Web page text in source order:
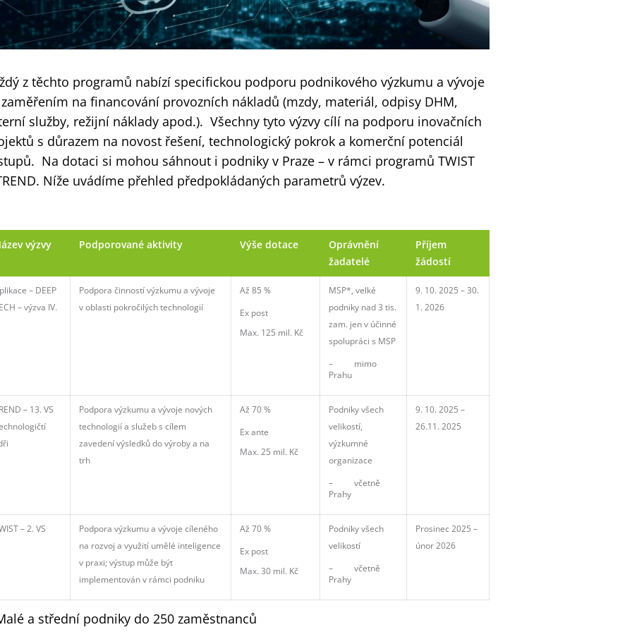
z těchto programů nabízí specifickou podporu podnikového výzkumu a vývoje
na financování provozních nákladů (mzdy, materiál, odpisy DHM,
služby, režijní náklady apod.). Všechny tyto výzvy cílí na podporu inovačních
s důrazem na novost řešení, technologický pokrok a komerční potenciál
Na dotaci si mohou sáhnout i podniky v Praze – v rámci programů TWIST
Níže uvádíme přehled předpokládaných parametrů výzev.
výzvy Podporované aktivity Výše dotace
Oprávnění
žadatelé
Příjem
žádostí
– DEEP
– výzva IV.
Podpora činností výzkumu a vývoje
v oblasti pokročilých technologií
Až 85 %
Ex post
Max. 125 mil. Kč
MSP*, velké
podniky nad 3 tis.
zam. jen v účinné
spolupráci s MSP
– mimo
Prahu
9. 10. 2025 – 30.
1. 2026
– 13. VS
Podpora výzkumu a vývoje nových
technologií a služeb s cílem
zavedení výsledků do výroby a na
trh
Až 70 %
Ex ante
Max. 25 mil. Kč
Podniky všech
velikostí,
výzkumné
organizace
– včetně
Prahy
9. 10. 2025 –
26.11. 2025
– 2. VS
Podpora výzkumu a vývoje cíleného
na rozvoj a využití umělé inteligence
v praxi; výstup může být
implementován v rámci podniku
Až 70 %
Ex post
Max. 30 mil. Kč
Podniky všech
velikostí
– včetně
Prahy
Prosinec 2025 –
únor 2026
a střední podniky do 250 zaměstnanců